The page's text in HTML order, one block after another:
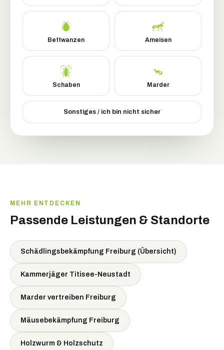
Bettwanzen Ameisen
Schaben Marder
Sonstiges / ich bin nicht sicher
MEHR ENTDECKEN
Passende Leistungen & Standorte
Schädlingsbekämpfung Freiburg (Übersicht)
Kammerjäger Titisee-Neustadt
Marder vertreiben Freiburg
Mäusebekämpfung Freiburg
Holzwurm & Holzschutz